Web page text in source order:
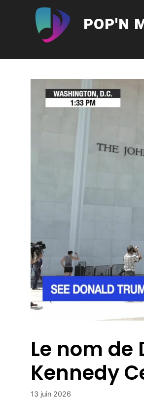
POP'N
Le nom
Kennedy
13 juin 2026